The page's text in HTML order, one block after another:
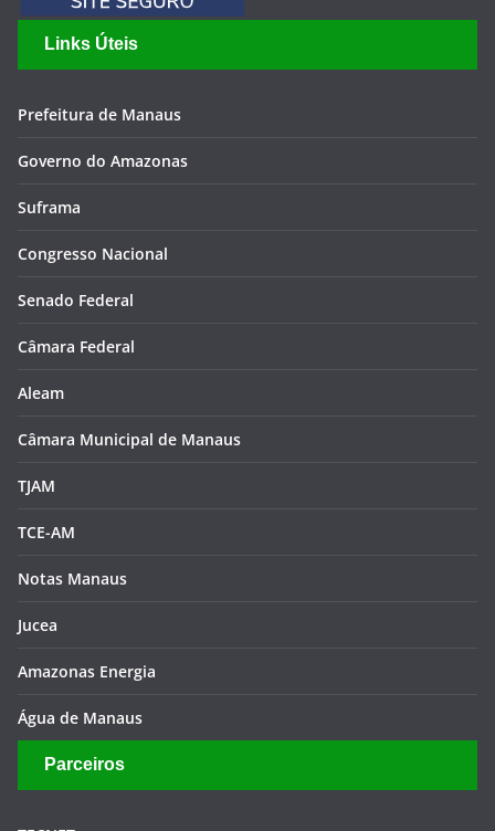
Links Úteis
Prefeitura de Manaus
Governo do Amazonas
Suframa
Congresso Nacional
Senado Federal
Câmara Federal
Aleam
Câmara Municipal de Manaus
TJAM
TCE-AM
Notas Manaus
Jucea
Amazonas Energia
Água de Manaus
Parceiros